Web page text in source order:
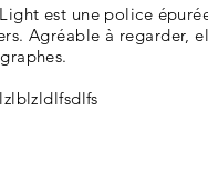
est une police
Agréable à regarder,